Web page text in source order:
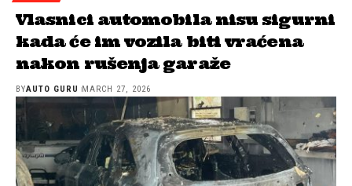
Vlasnici automobila nisu sigurni
kada će im vozila biti vraćena
nakon rušenja garaže
BYAUTO GURU MARCH 27, 2026